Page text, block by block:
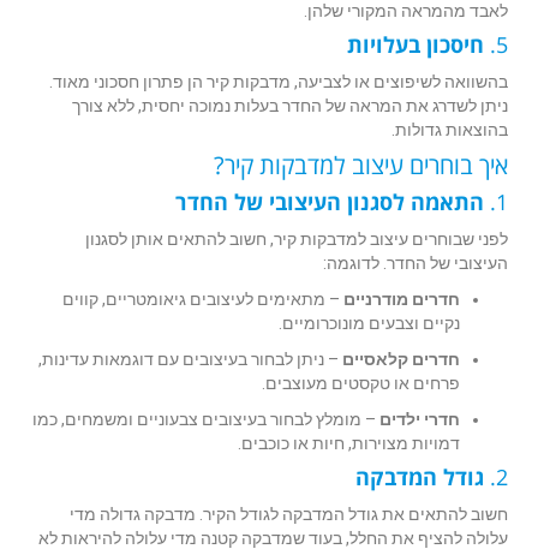
לאבד מהמראה המקורי שלהן.
5. חיסכון בעלויות
בהשוואה לשיפוצים או לצביעה, מדבקות קיר הן פתרון חסכוני מאוד.
ניתן לשדרג את המראה של החדר בעלות נמוכה יחסית, ללא צורך
בהוצאות גדולות.
איך בוחרים עיצוב למדבקות קיר?
1. התאמה לסגנון העיצובי של החדר
לפני שבוחרים עיצוב למדבקות קיר, חשוב להתאים אותן לסגנון
העיצובי של החדר. לדוגמה:
חדרים מודרניים – מתאימים לעיצובים גיאומטריים, קווים
נקיים וצבעים מונוכרומיים.
חדרים קלאסיים – ניתן לבחור בעיצובים עם דוגמאות עדינות,
פרחים או טקסטים מעוצבים.
חדרי ילדים – מומלץ לבחור בעיצובים צבעוניים ומשמחים, כמו
דמויות מצוירות, חיות או כוכבים.
2. גודל המדבקה
חשוב להתאים את גודל המדבקה לגודל הקיר. מדבקה גדולה מדי
עלולה להציף את החלל, בעוד שמדבקה קטנה מדי עלולה להיראות לא